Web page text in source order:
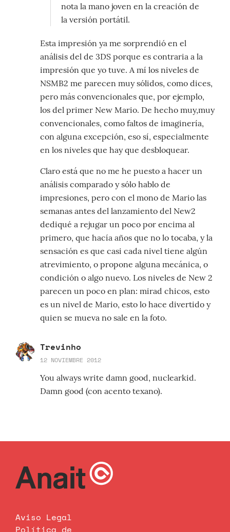
nota la mano joven en la creación de
la versión portátil.
Esta impresión ya me sorprendió en el
análisis del de 3DS porque es contraria a la
impresión que yo tuve. A mí los niveles de
NSMB2 me parecen muy sólidos, como dices,
pero más convencionales que, por ejemplo,
los del primer New Mario. De hecho muy,muy
convencionales, como faltos de imaginería,
con alguna excepción, eso sí, especialmente
en los niveles que hay que desbloquear.
Claro está que no me he puesto a hacer un
análisis comparado y sólo hablo de
impresiones, pero con el mono de Mario las
semanas antes del lanzamiento del New2
dediqué a rejugar un poco por encima al
primero, que hacía años que no lo tocaba, y la
sensación es que casi cada nivel tiene algún
atrevimiento, o propone alguna mecánica, o
condición o algo nuevo. Los niveles de New 2
parecen un poco en plan: mirad chicos, esto
es un nivel de Mario, esto lo hace divertido y
quien se mueva no sale en la foto.
Trevinho
12 NOVIEMBRE 2012
You always write damn good, nuclearkid.
Damn good (con acento texano).
Aviso Legal
Política de